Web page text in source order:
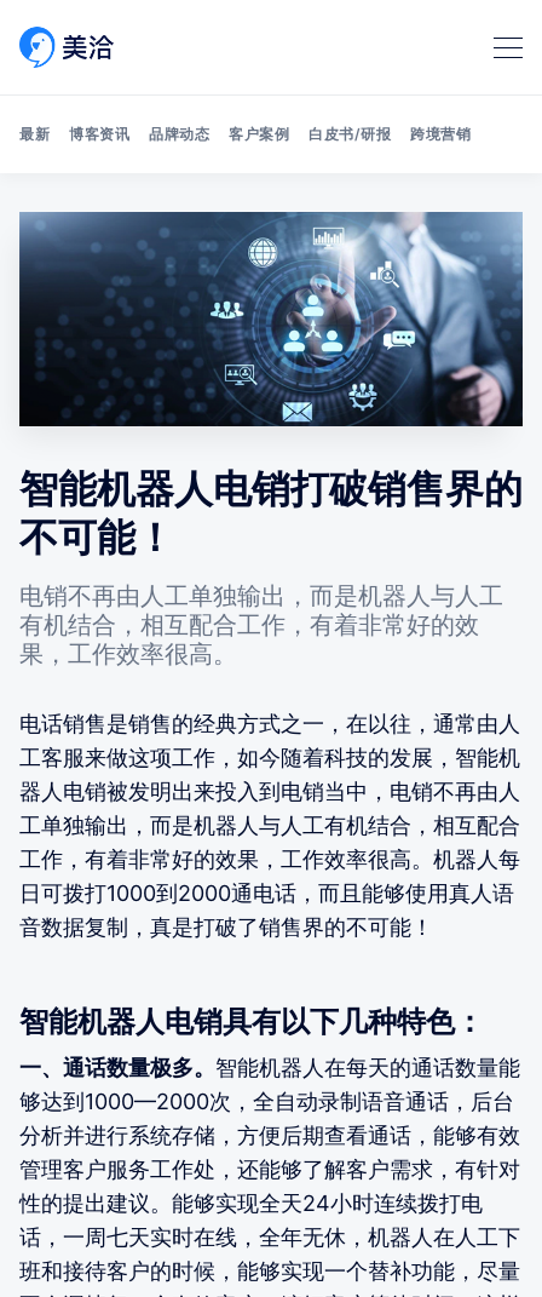
Search 美洽博客
最新 博客资讯 品牌动态 客户案例 白皮书/研报 跨境营销
智能机器人电销打破销售界的
不可能！
电销不再由人工单独输出，而是机器人与人工
有机结合，相互配合工作，有着非常好的效
果，工作效率很高。
电话销售是销售的经典方式之一，在以往，通常由人
工客服来做这项工作，如今随着科技的发展，智能机
器人电销被发明出来投入到电销当中，电销不再由人
工单独输出，而是机器人与人工有机结合，相互配合
工作，有着非常好的效果，工作效率很高。机器人每
日可拨打1000到2000通电话，而且能够使用真人语
音数据复制，真是打破了销售界的不可能！
智能机器人电销具有以下几种特色：
一、通话数量极多。 智能机器人在每天的通话数量能
够达到1000—2000次，全自动录制语音通话，后台
分析并进行系统存储，方便后期查看通话，能够有效
管理客户服务工作处，还能够了解客户需求，有针对
性的提出建议。能够实现全天24小时连续拨打电
话，一周七天实时在线，全年无休，机器人在人工下
班和接待客户的时候，能够实现一个替补功能，尽量